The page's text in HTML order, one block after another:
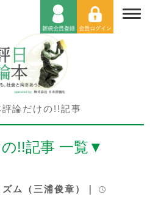
論だけの!!記事
!!記事 一覧 ▼
ズム（三浦俊章）｜